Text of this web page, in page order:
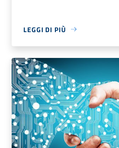
LEGGI DI PIÙ